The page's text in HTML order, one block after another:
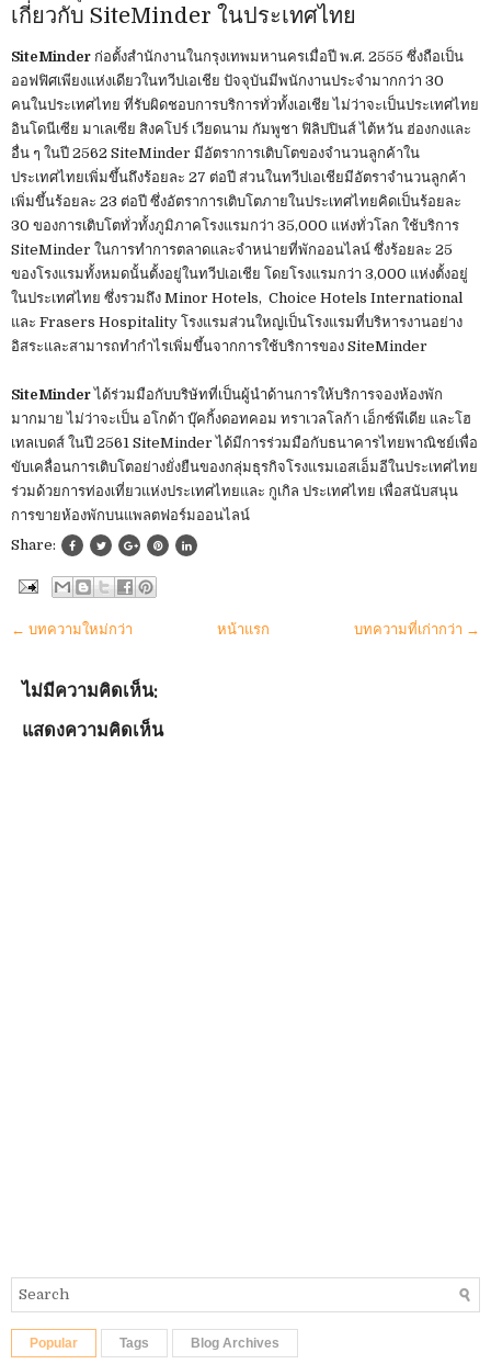
เกี่ยวกับ SiteMinder ในประเทศไทย
SiteMinder ก่อตั้งสำนักงานในกรุงเทพมหานครเมื่อปี พ.ศ. 2555 ซึ่งถือเป็น
ออฟฟิศเพียงแห่งเดียวในทวีปเอเชีย ปัจจุบันมีพนักงานประจำมากกว่า 30
คนในประเทศไทย ที่รับผิดชอบการบริการทั่วทั้งเอเชีย ไม่ว่าจะเป็นประเทศไทย
อินโดนีเซีย มาเลเซีย สิงคโปร์ เวียดนาม กัมพูชา ฟิลิปปินส์ ไต้หวัน ฮ่องกงและ
อื่น ๆ ในปี 2562 SiteMinder มีอัตราการเติบโตของจำนวนลูกค้าใน
ประเทศไทยเพิ่มขึ้นถึงร้อยละ 27 ต่อปี ส่วนในทวีปเอเชียมีอัตราจำนวนลูกค้า
เพิ่มขึ้นร้อยละ 23 ต่อปี ซึ่งอัตราการเติบโตภายในประเทศไทยคิดเป็นร้อยละ
30 ของการเติบโตทั่วทั้งภูมิภาคโรงแรมกว่า 35,000 แห่งทั่วโลก ใช้บริการ
SiteMinder ในการทำการตลาดและจำหน่ายที่พักออนไลน์ ซึ่งร้อยละ 25
ของโรงแรมทั้งหมดนั้นตั้งอยู่ในทวีปเอเชีย โดยโรงแรมกว่า 3,000 แห่งตั้งอยู่
ในประเทศไทย ซึ่งรวมถึง Minor Hotels, Choice Hotels International
และ Frasers Hospitality โรงแรมส่วนใหญ่เป็นโรงแรมที่บริหารงานอย่าง
อิสระและสามารถทำกำไรเพิ่มขึ้นจากการใช้บริการของ SiteMinder
SiteMinderได้ร่วมมือกับบริษัทที่เป็นผู้นำด้านการให้บริการจองห้องพัก
มากมาย ไม่ว่าจะเป็น อโกด้า บุ๊คกิ้งดอทคอม ทราเวลโลก้า เอ็กซ์พีเดีย และโฮ
เทลเบดส์ ในปี 2561 SiteMinder ได้มีการร่วมมือกับธนาคารไทยพาณิชย์เพื่อ
ขับเคลื่อนการเติบโตอย่างยั่งยืนของกลุ่มธุรกิจโรงแรมเอสเอ็มอีในประเทศไทย
ร่วมด้วยการท่องเที่ยวแห่งประเทศไทยและ กูเกิล ประเทศไทย เพื่อสนับสนุน
การขายห้องพักบนแพลตฟอร์มออนไลน์
Share:
← บทความใหม่กว่า บทความที่เก่ากว่า →
หน้าแรก
ไม่มีความคิดเห็น:
แสดงความคิดเห็น
Popular Tags Blog Archives